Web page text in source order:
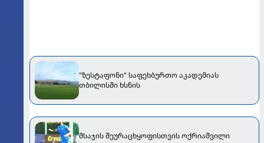
"ზესტაფონი" საფეხბურთო აკადემიას
თბილისში ხსნის
მსაჯის შეურაცხყოფისთვის ოქრიაშვილი